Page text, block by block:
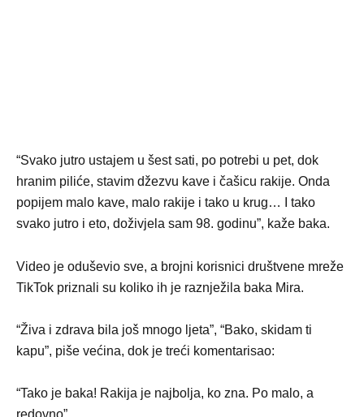
“Svako jutro ustajem u šest sati, po potrebi u pet, dok
hranim piliće, stavim džezvu kave i čašicu rakije. Onda
popijem malo kave, malo rakije i tako u krug… I tako
svako jutro i eto, doživjela sam 98. godinu”, kaže baka.
Video je oduševio sve, a brojni korisnici društvene mreže
TikTok priznali su koliko ih je raznježila baka Mira.
“Živa i zdrava bila još mnogo ljeta”, “Bako, skidam ti
kapu”, piše većina, dok je treći komentarisao:
“Tako je baka! Rakija je najbolja, ko zna. Po malo, a
redovno”.